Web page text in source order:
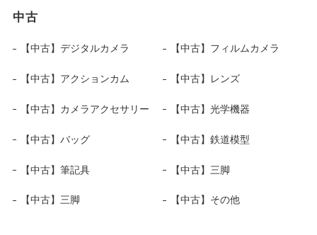
中古
【中古】デジタルカメラ 【中古】フィルムカメラ
【中古】アクションカム 【中古】レンズ
【中古】カメラアクセサリー 【中古】光学機器
【中古】バッグ 【中古】鉄道模型
【中古】筆記具 【中古】三脚
【中古】三脚 【中古】その他